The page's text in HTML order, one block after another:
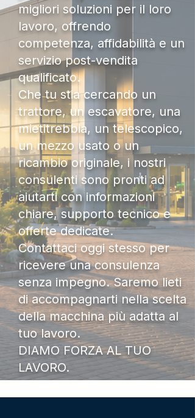
migliori soluzioni per il loro
lavoro, offrendo
competenza, affidabilità e un
servizio post-vendita
qualificato.
Che tu stia cercando un
trattore, un escavatore, una
mietitrebbia, un telescopico,
un mezzo usato o un
ricambio originale, i nostri
consulenti sono pronti ad
aiutarti con informazioni
chiare, supporto tecnico e
offerte dedicate.
Contattaci oggi stesso per
ricevere una consulenza
senza impegno. Saremo lieti
di accompagnarti nella scelta
della macchina più adatta al
tuo lavoro.
DIAMO FORZA AL TUO
LAVORO.